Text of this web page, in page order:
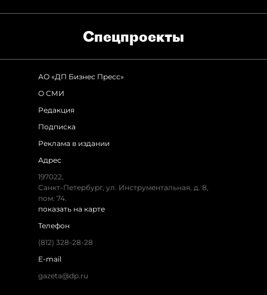
Спец­проекты
АО «ДП Бизнес Пресс»
О СМИ
Редакция
Подписка
Реклама в издании
Адрес
197022,
Санкт-Петербург, ул. Инструментальная, д. 8,
пом. 74.
показать на карте
Телефон
(812) 328-28-28
E-mail
gazeta@dp.ru